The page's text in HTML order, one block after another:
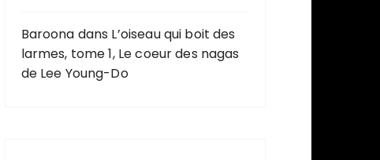
Baroona dans L’oiseau qui boit des
larmes, tome 1, Le coeur des nagas
de Lee Young-Do